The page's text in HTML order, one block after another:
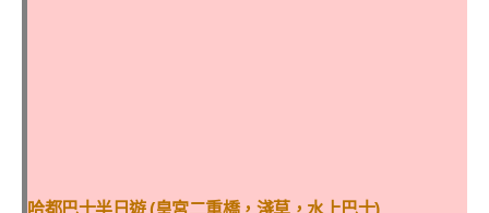
哈都巴士半日遊 (皇宮二重橋，淺草，水上巴士)